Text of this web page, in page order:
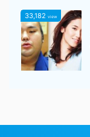
33,182 view